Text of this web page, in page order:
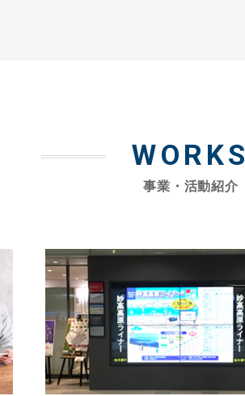
WORKS
事業・活動紹介